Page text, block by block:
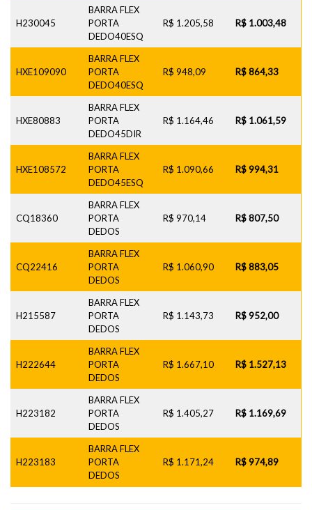
H230045
BARRA FLEX
PORTA
DEDO40ESQ
R$ 1.205,58 R$ 1.003,48
HXE109090
BARRA FLEX
PORTA
DEDO40ESQ
R$ 948,09 R$ 864,33
HXE80883
BARRA FLEX
PORTA
DEDO45DIR
R$ 1.164,46 R$ 1.061,59
HXE108572
BARRA FLEX
PORTA
DEDO45ESQ
R$ 1.090,66 R$ 994,31
CQ18360
BARRA FLEX
PORTA
DEDOS
R$ 970,14 R$ 807,50
CQ22416
BARRA FLEX
PORTA
DEDOS
R$ 1.060,90 R$ 883,05
H215587
BARRA FLEX
PORTA
DEDOS
R$ 1.143,73 R$ 952,00
H222644
BARRA FLEX
PORTA
DEDOS
R$ 1.667,10 R$ 1.527,13
H223182
BARRA FLEX
PORTA
DEDOS
R$ 1.405,27 R$ 1.169,69
H223183
BARRA FLEX
PORTA
DEDOS
R$ 1.171,24 R$ 974,89